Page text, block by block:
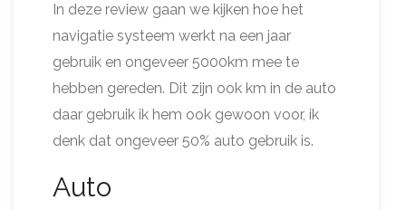
In deze review gaan we kijken hoe het
navigatie systeem werkt na een jaar
gebruik en ongeveer 5000km mee te
hebben gereden. Dit zijn ook km in de auto
daar gebruik ik hem ook gewoon voor, ik
denk dat ongeveer 50% auto gebruik is.
Auto